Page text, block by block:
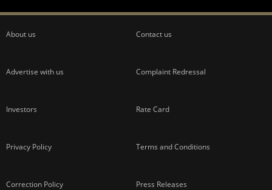
About us Contact us
Advertise with us Complaint Redressal
Investors Rate Card
Privacy Policy Terms and Conditions
Correction Policy Press Releases